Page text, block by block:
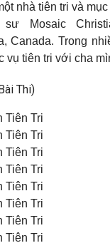
nhà tiên tri và
Mosaic
Canada. Trong
vụ tiên tri với cha
Thi)
Tiên Tri
Tiên Tri
Tiên Tri
Tiên Tri
Tiên Tri
Tiên Tri
Tiên Tri
Tiên Tri